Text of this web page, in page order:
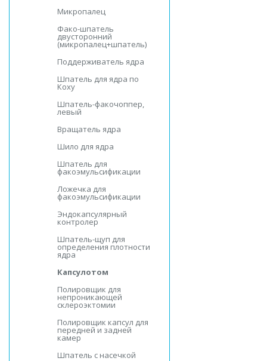
Микропалец
Фако-шпатель
двусторонний
(микропалец+шпатель)
Поддерживатель ядра
Шпатель для ядра по
Коху
Шпатель-факочоппер,
левый
Вращатель ядра
Шило для ядра
Шпатель для
факоэмульсификации
Ложечка для
факоэмульсификации
Эндокапсулярный
контролер
Шпатель-щуп для
определения плотности
ядра
Капсулотом
Полировщик для
непроникающей
склероэктомии
Полировщик капсул для
передней и задней
камер
Шпатель с насечкой